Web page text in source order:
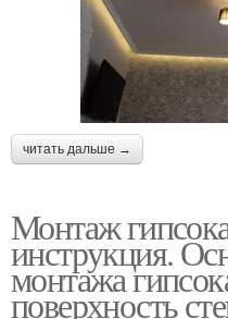
читать дальше →
Монтаж
инструкция.
монтажа
поверхность